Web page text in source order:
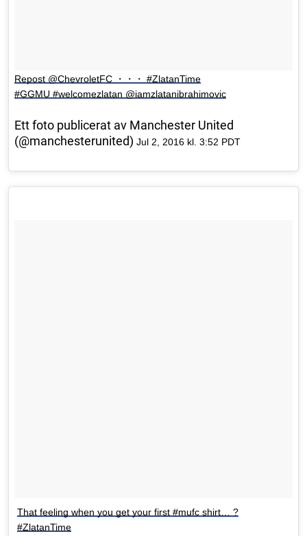
Repost @ChevroletFC ・・・ #ZlatanTime
#GGMU #welcomezlatan @iamzlatanibrahimovic
Ett foto publicerat av Manchester United
(@manchesterunited) Jul 2, 2016 kl. 3:52 PDT
That feeling when you get your first #mufc shirt… ?
#ZlatanTime